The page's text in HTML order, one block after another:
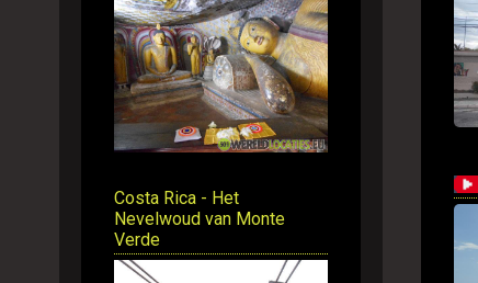
Costa Rica - Het
Nevelwoud van Monte
Verde